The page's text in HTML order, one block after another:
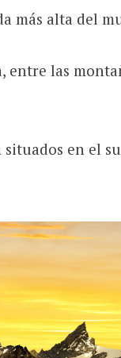
más alta del
entre las
en el